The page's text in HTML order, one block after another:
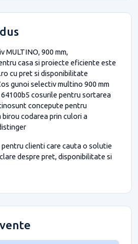
MULTINO, 900 mm,
casa si proiecte eficiente este
cu pret si disponibilitate
gunoi selectiv multino 900 mm
cosurile pentru sortarea
concepute pentru
codarea prin culori a
clienti care cauta o solutie
despre pret, disponibilitate si